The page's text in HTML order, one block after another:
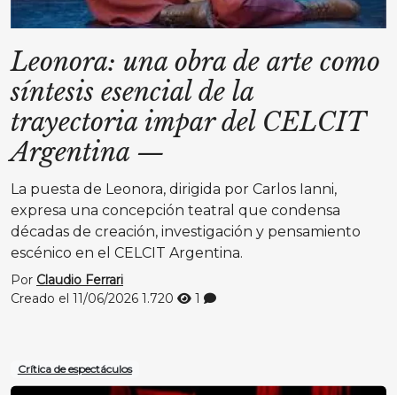
Leonora: una obra de arte como
síntesis esencial de la
trayectoria impar del CELCIT
Argentina —
La puesta de Leonora, dirigida por Carlos Ianni,
expresa una concepción teatral que condensa
décadas de creación, investigación y pensamiento
escénico en el CELCIT Argentina.
Por Claudio Ferrari
Creado el 11/06/2026 1.720 1
Crítica de espectáculos